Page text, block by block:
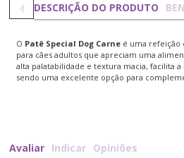
DESCRIÇÃO DO PRODUTO
O Patê Special Dog Carne é uma refeição
para cães adultos que apreciam uma
alta palatabilidade e textura macia, facilita a
sendo uma excelente opção para
Avaliar Indicar Opiniões